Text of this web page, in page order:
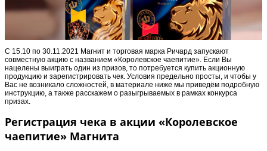
С 15.10 по 30.11.2021 Магнит и торговая марка Ричард запускают
совместную акцию с названием «Королевское чаепитие». Если Вы
нацелены выиграть один из призов, то потребуется купить акционную
продукцию и зарегистрировать чек. Условия предельно просты, и чтобы у
Вас не возникало сложностей, в материале ниже мы приведём подробную
инструкцию, а также расскажем о разыгрываемых в рамках конкурса
призах.
Регистрация чека в акции «Королевское
чаепитие» Магнита